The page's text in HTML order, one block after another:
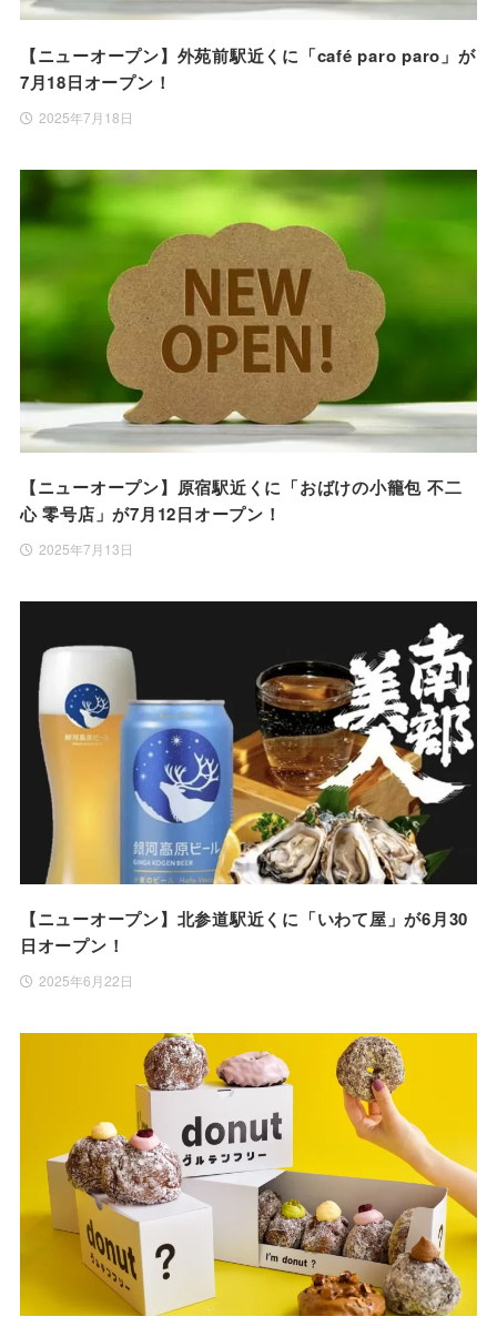
【ニューオープン】外苑前駅近くに「café paro paro」が
7月18日オープン！
2025年7月18日
【ニューオープン】原宿駅近くに「おばけの小籠包 不二
心 零号店」が7月12日オープン！
2025年7月13日
【ニューオープン】北参道駅近くに「いわて屋」が6月30
日オープン！
2025年6月22日